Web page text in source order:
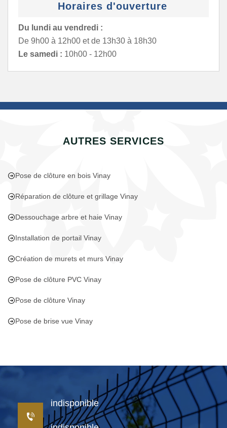
Horaires d'ouverture
Du lundi au vendredi :
De 9h00 à 12h00 et de 13h30 à 18h30
Le samedi : 10h00 - 12h00
AUTRES SERVICES
Pose de clôture en bois Vinay
Réparation de clôture et grillage Vinay
Dessouchage arbre et haie Vinay
Installation de portail Vinay
Création de murets et murs Vinay
Pose de clôture PVC Vinay
Pose de clôture Vinay
Pose de brise vue Vinay
indisponible